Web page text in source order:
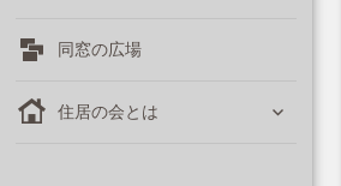
同窓の広場
住居の会とは